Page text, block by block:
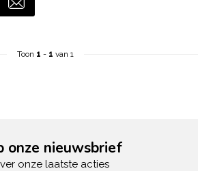
Toon 1 - 1 van 1
onze nieuwsbrief
onze laatste acties